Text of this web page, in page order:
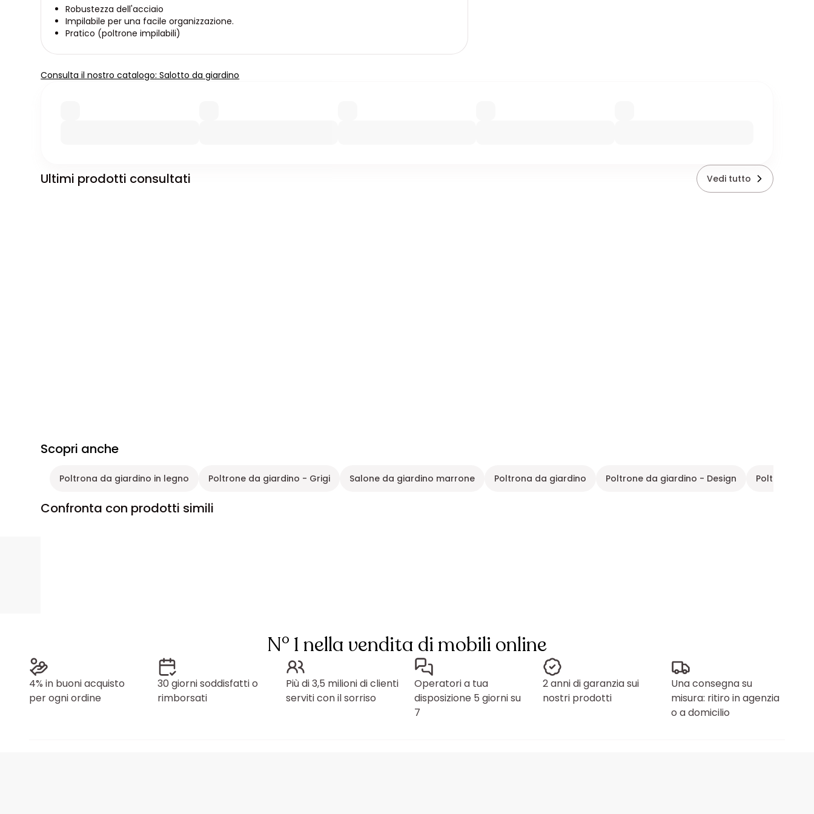
Robustezza dell'acciaio
Impilabile per una facile organizzazione.
Pratico (poltrone impilabili)
Consulta il nostro catalogo: Salotto da giardino
Ultimi prodotti consultati Vedi tutto
Scopri anche
Poltrona da giardino in legno Poltrone da giardino - Grigi Salone da giardino marrone Poltrona da giardino Poltrone da giardino - Design Poltrona da
Confronta con prodotti simili
N° 1 nella vendita di mobili online
4% in buoni acquisto
per ogni ordine
30 giorni soddisfatti o
rimborsati
Più di 3,5 milioni di clienti
serviti con il sorriso
Operatori a tua
disposizione 5 giorni su
7
2 anni di garanzia sui
nostri prodotti
Una consegna su
misura: ritiro in agenzia
o a domicilio